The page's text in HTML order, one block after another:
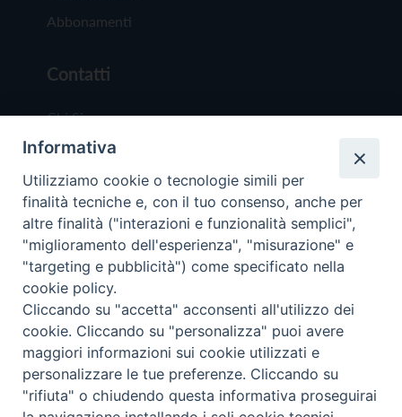
Abbonamenti
Contatti
Chi Siamo
Redazione
Scrivici
Copyright © 2019 - Tutti i diritti riservati - Vita
Trentina Editrice
Privacy Policy
Torna
Informativa
Utilizziamo cookie o tecnologie simili per
finalità tecniche e, con il tuo consenso, anche per
altre finalità ("interazioni e funzionalità semplici",
"miglioramento dell'esperienza", "misurazione" e
"targeting e pubblicità") come specificato nella
cookie policy.
Cliccando su "accetta" acconsenti all'utilizzo dei
cookie. Cliccando su "personalizza" puoi avere
maggiori informazioni sui cookie utilizzati e
personalizzare le tue preferenze. Cliccando su
"rifiuta" o chiudendo questa informativa proseguirai